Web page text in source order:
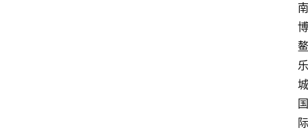
南
博
鳌
乐
城
国
际